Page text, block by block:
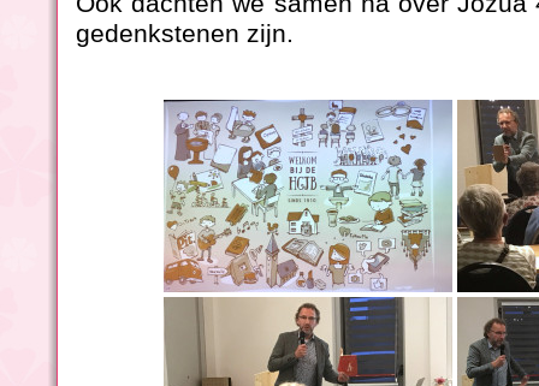
gedenkstenen zijn.